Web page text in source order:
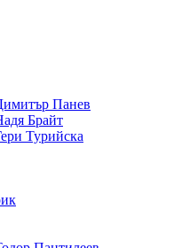
Панев
Брайт
Турийска